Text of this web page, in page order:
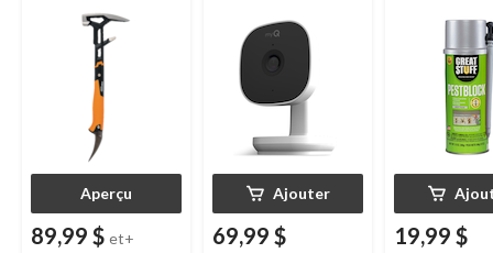
de tailles
Aperçu
89,99 $ et+
nocturne, résistante
aux intempéries
Ajouter
69,99 $
intelligent,
intérieur/
19,99 $